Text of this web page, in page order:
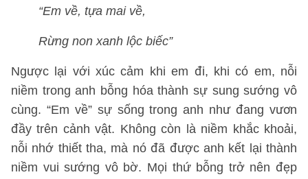
“Em về, tựa mai về,
Rừng non xanh lộc biếc”
Ngược lại với xúc cảm khi em đi, khi có em, nỗi
niềm trong anh bỗng hóa thành sự sung sướng vô
cùng. “Em về” sự sống trong anh như đang vươn
đầy trên cảnh vật. Không còn là niềm khắc khoải,
nỗi nhớ thiết tha, mà nó đã được anh kết lại thành
niềm vui sướng vô bờ. Mọi thứ bỗng trở nên đẹp